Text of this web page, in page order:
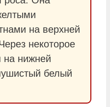
на верхней
некоторое
на нижней
белый